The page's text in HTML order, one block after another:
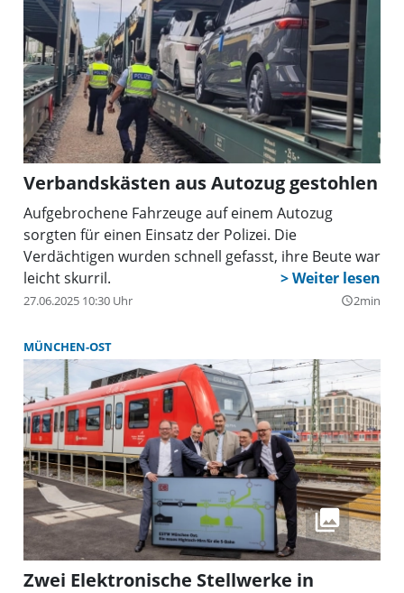
Verbandskästen aus Autozug gestohlen
Aufgebrochene Fahrzeuge auf einem Autozug
sorgten für einen Einsatz der Polizei. Die
Verdächtigen wurden schnell gefasst, ihre Beute war
leicht skurril.
27.06.2025 10:30 Uhr query_builder2min
MÜNCHEN-OST
Zwei Elektronische Stellwerke in